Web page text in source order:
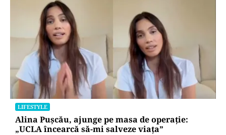
LIFESTYLE
Alina Pușcău, ajunge pe masa de operație:
„UCLA încearcă să-mi salveze viața”